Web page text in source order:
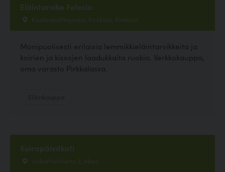
Eläintarvike Felecia
Kaskenpolttajantie, Pirkkala, Pirkkala
Monipuolisesti erilaisia lemmikkieläintarvikkeita ja
koirien ja kissojen laadukkaita ruokia. Verkkokauppa,
oma varasto Pirkkalassa.
Koirapäiväkoti
isokarhunkierto 2, Akaa